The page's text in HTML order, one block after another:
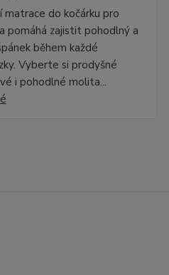
matrace do kočárku pro
pomáhá zajistit pohodlný a
během každé
Vyberte si prodyšné
i pohodlné molita...